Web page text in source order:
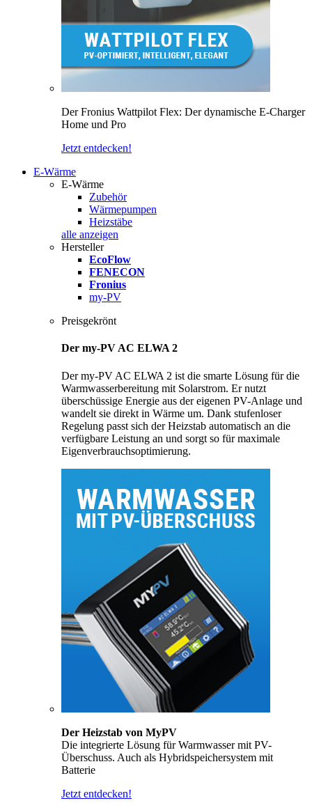
Der Fronius Wattpilot Flex: Der dynamische E-Charger
Home und Pro
Jetzt entdecken!
E-Wärme
E-Wärme
Zubehör
Wärmepumpen
Heizstäbe
alle anzeigen
Hersteller
EcoFlow
FENECON
Fronius
my-PV
Preisgekrönt
Der my-PV AC ELWA 2
Der my-PV AC ELWA 2 ist die smarte Lösung für die
Warmwasserbereitung mit Solarstrom. Er nutzt
überschüssige Energie aus der eigenen PV-Anlage und
wandelt sie direkt in Wärme um. Dank stufenloser
Regelung passt sich der Heizstab automatisch an die
verfügbare Leistung an und sorgt so für maximale
Eigenverbrauchsoptimierung.
Der Heizstab von MyPV
Die integrierte Lösung für Warmwasser mit PV-
Überschuss. Auch als Hybridspeichersystem mit
Batterie
Jetzt entdecken!